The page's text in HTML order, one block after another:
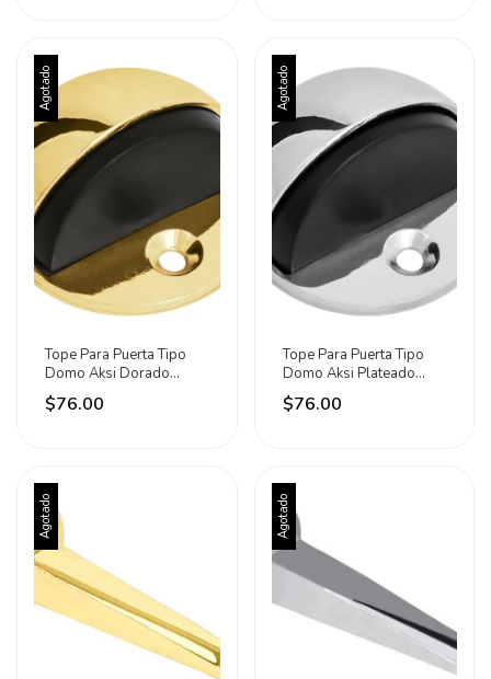
Agotado
Tope Para Puerta Tipo
Domo Aksi Dorado
Domo Cromado
$76.00
Agotado
Tope Para Puerta Tipo
Domo Aksi Plateado
Domo Cromado
$76.00
Agotado Agotado